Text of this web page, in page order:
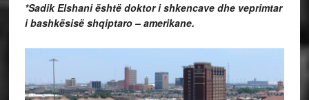
*Sadik Elshani është doktor i shkencave dhe veprimtar
i bashkësisë shqiptaro – amerikane.